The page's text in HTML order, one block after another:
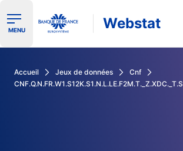
Ouvrir le menu de navigation
MENU Webstat
Accueil Jeux de données
Cnf